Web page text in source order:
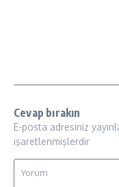
Cevap bırakın
E-posta adresiniz
işaretlenmişlerdir